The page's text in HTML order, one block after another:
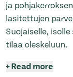
ja
lasitettujen
Suojaiselle,
tilaa oleskeluun.
+Read more